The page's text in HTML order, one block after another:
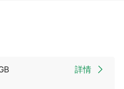
曾出現在《源氏物语》裡，是供奉
的神社。
詳情